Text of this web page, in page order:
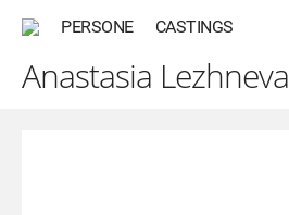
PERSONE CASTINGS
Anastasia Lezhneva